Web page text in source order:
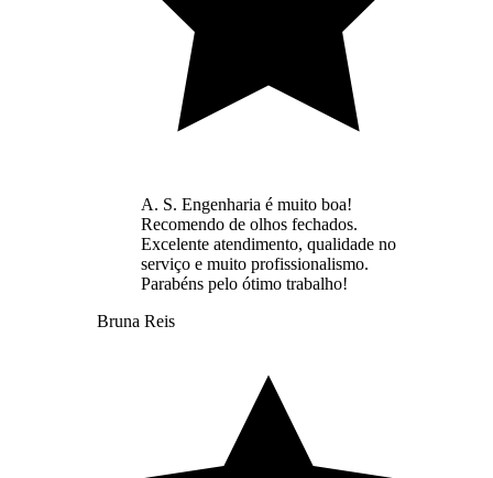
A. S. Engenharia é muito boa!
Recomendo de olhos fechados.
Excelente atendimento, qualidade no
serviço e muito profissionalismo.
Parabéns pelo ótimo trabalho!
Bruna Reis